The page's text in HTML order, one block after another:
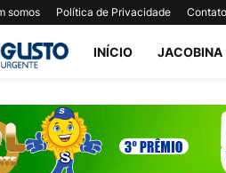
somos Política de Privacidade
INÍCIO JACOBINA